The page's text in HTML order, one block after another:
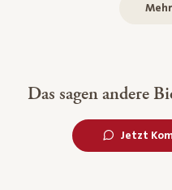
Das sagen andere
Jetzt